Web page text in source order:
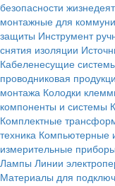
безопасности
монтажные для
защиты Инструмент
снятия изоляции
Кабеленесущие
проводниковая
монтажа Колодки
компоненты и системы
Комплектные
техника Компьютерные
измерительные приборы
Лампы Линии
Материалы для